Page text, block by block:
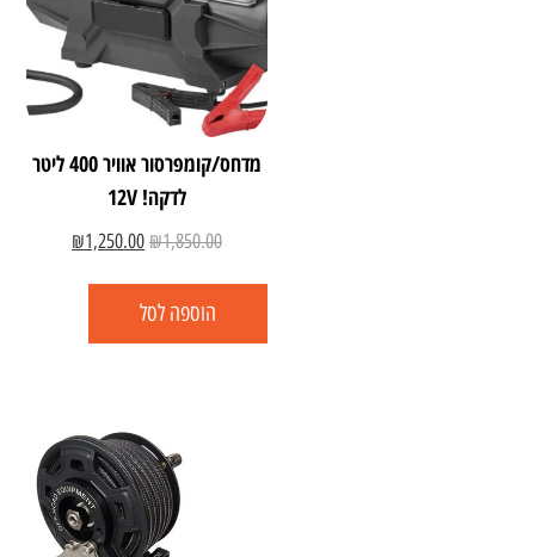
מדחס/קומפרסור אוויר 400 ליטר
לדקה! 12V
₪1,850.00
₪1,250.00
הוספה לסל